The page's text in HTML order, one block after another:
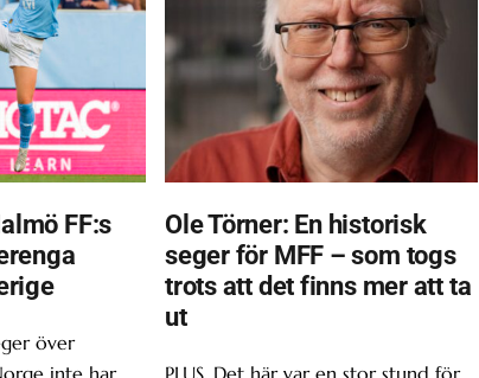
FF:s
över
Ole Törner: En historisk
seger för MFF – som togs
trots att det finns mer att ta
ut